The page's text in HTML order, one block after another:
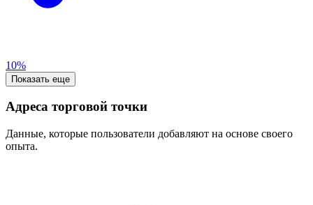
10%
Показать еще
Адреса торговой точки
Данные, которые пользователи добавляют на основе своего
опыта.